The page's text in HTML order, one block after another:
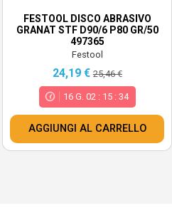
FESTOOL DISCO ABRASIVO
GRANAT STF D90/6 P80 GR/50
497365
Festool
24,19 €25,46 €
16 G. 02 : 15 :32
AGGIUNGI AL CARRELLO